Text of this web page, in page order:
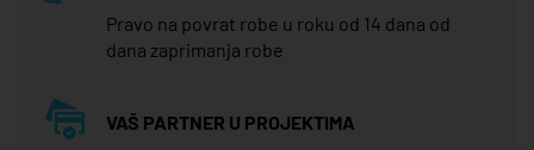
Pravo na povrat robe u roku od 14 dana od
dana zaprimanja robe
VAŠ PARTNER U PROJEKTIMA